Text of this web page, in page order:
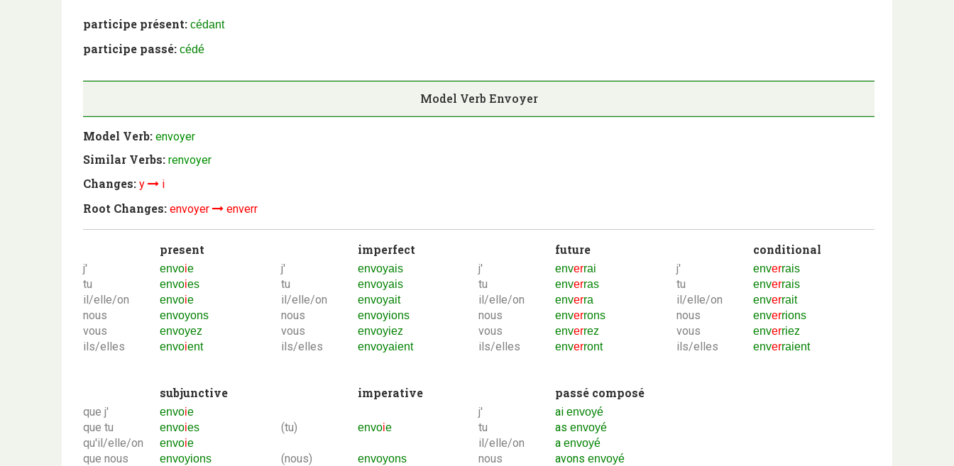
participe présent: cédant
participe passé: cédé
Model Verb Envoyer
Model Verb: envoyer
Similar Verbs: renvoyer
Changes: y i
Root Changes: envoyer enverr
present imperfect future conditional
j' envoie j' envoyais j' enverrai j' enverrais
tu envoies tu envoyais tu enverras tu enverrais
il/elle/on envoie il/elle/on envoyait il/elle/on enverra il/elle/on enverrait
nous envoyons nous envoyions nous enverrons nous enverrions
vous envoyez vous envoyiez vous enverrez vous enverriez
ils/elles envoient ils/elles envoyaient ils/elles enverront ils/elles enverraient
subjunctive imperative passé composé
que j' envoie j' aienvoyé
que tu envoies (tu) envoie tu asenvoyé
qu'il/elle/on envoie il/elle/on aenvoyé
que nous envoyions (nous) envoyons nous avonsenvoyé